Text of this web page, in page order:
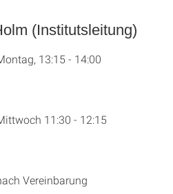
(Institutsleitung)
13:15 - 14:00
11:30 - 12:15
Vereinbarung